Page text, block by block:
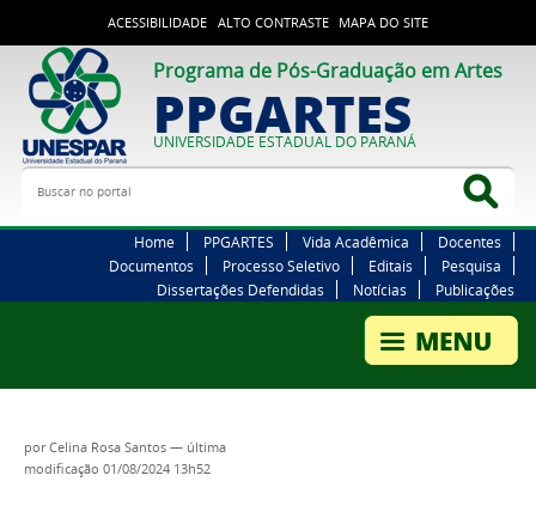
ACESSIBILIDADE ALTO CONTRASTE MAPA DO SITE
Programa de Pós-Graduação em Artes
PPGARTES
UNIVERSIDADE ESTADUAL DO PARANÁ
Buscar no portal
Home PPGARTES Vida Acadêmica
Docentes
Documentos
Processo Seletivo Editais
Pesquisa
Dissertações Defendidas
Notícias Publicações
porCelina Rosa Santos — última
modificação 01/08/2024 13h52